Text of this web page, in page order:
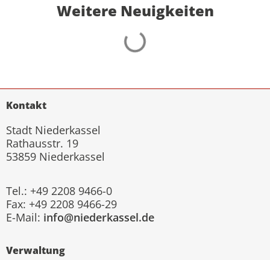
Weitere Neuigkeiten
Kontakt
Stadt Niederkassel
Rathausstr. 19
53859 Niederkassel
Tel.: +49 2208 9466-0
Fax: +49 2208 9466-29
E-Mail: info@niederkassel.de
Verwaltung